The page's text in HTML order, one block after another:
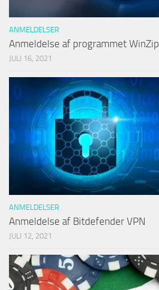
ANMELDELSER
Anmeldelse af programmet WinZip
JULI 16, 2021
ANMELDELSER
Anmeldelse af Bitdefender VPN
JULI 12, 2021